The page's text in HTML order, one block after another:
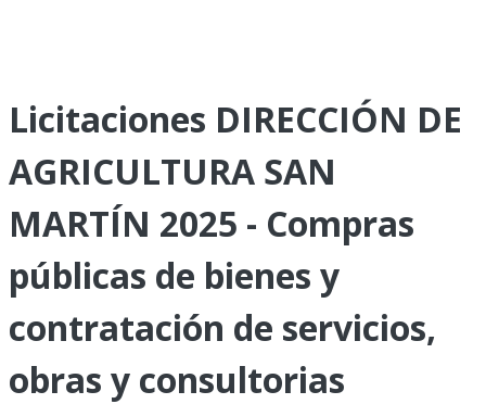
Licitaciones DIRECCIÓN DE
AGRICULTURA SAN
MARTÍN 2025 - Compras
públicas de bienes y
contratación de servicios,
obras y consultorias